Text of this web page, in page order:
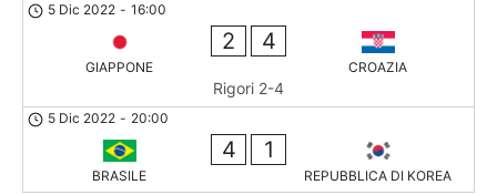
5 Dic 2022 - 16:00
GIAPPONE
2 4
CROAZIA
Rigori 2-4
5 Dic 2022 - 20:00
BRASILE
4 1
REPUBBLICA DI KOREA